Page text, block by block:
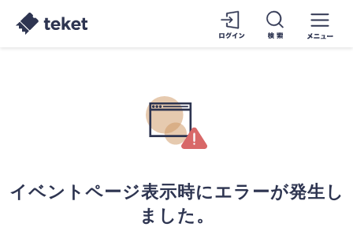
イベントページ表示時にエラーが発生し
ました。